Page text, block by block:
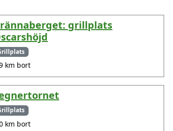
grillplats
km bort
km bort